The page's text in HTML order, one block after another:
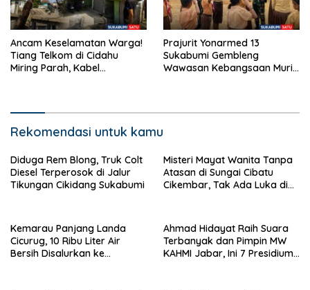
Ancam Keselamatan Warga!
Tiang Telkom di Cidahu
Miring Parah, Kabel
Prajurit Yonarmed 13
Sukabumi Gembleng
Wawasan Kebangsaan Murid
Rekomendasi untuk kamu
Diduga Rem Blong, Truk Colt
Diesel Terperosok di Jalur
Tikungan Cikidang Sukabumi
Misteri Mayat Wanita Tanpa
Atasan di Sungai Cibatu
Cikembar, Tak Ada Luka di
Kemarau Panjang Landa
Cicurug, 10 Ribu Liter Air
Bersih Disalurkan ke
Ahmad Hidayat Raih Suara
Terbanyak dan Pimpin MW
KAHMI Jabar, Ini 7 Presidium